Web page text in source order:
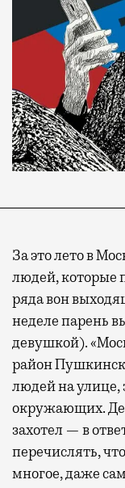
За это лето в
людей, которые
ряда вон
неделе парень
девушкой).
район
людей на улице,
окружающих.
захотел — в
перечислять,
многое, даже